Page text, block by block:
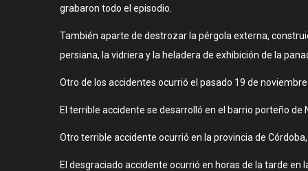
grabaron todo el episodio.
También aparte de destrozar la pérgola externa,
persiana, la vidriera y la heladera de exhibición de la
Otro de los accidentes ocurrió el pasado 19 de
El terrible accidente se desarrolló en el barrio porteño
Otro terrible accidente ocurrió en la provincia de
El desgraciado accidente ocurrió en horas de la tarde